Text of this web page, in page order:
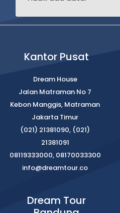
Kantor Pusat
Dream House
Jalan Matraman No 7
Kebon Manggis, Matraman
Jakarta Timur
(021) 21381090, (021)
21381091
08119333000, 08170033300
info@dreamtour.co
Dream Tour